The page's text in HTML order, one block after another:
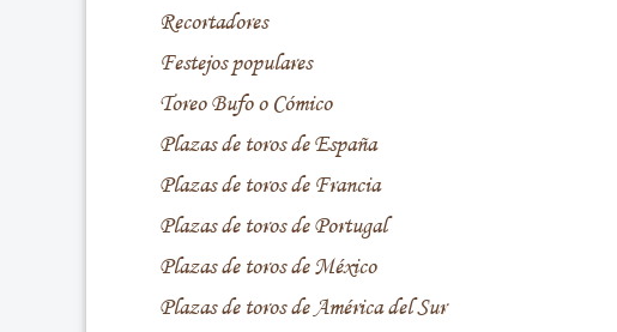
Recortadores
Festejos populares
Toreo Bufo o Cómico
Plazas de toros de España
Plazas de toros de Francia
Plazas de toros de Portugal
Plazas de toros de México
Plazas de toros de América del Sur